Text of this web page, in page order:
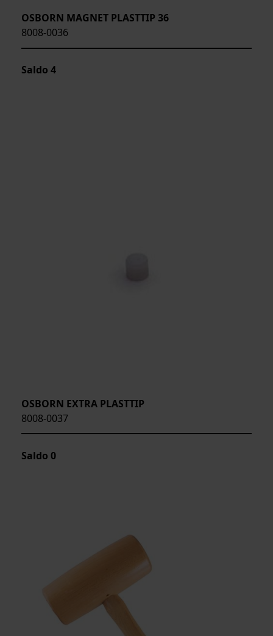
OSBORN MAGNET PLASTTIP 36
8008-0036
Saldo 4
OSBORN EXTRA PLASTTIP
8008-0037
Saldo 0